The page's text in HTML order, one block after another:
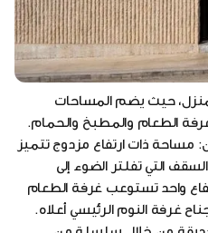
حيث يضم المساحات
الطعام والمطبخ والحمام.
ذات ارتفاع مزدوج تتميز
التي تفلتر الضوء إلى
واحد تستوعب غرفة الطعام
غرفة النوم الرئيسي أعلاه.